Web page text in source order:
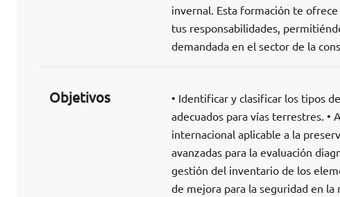
invernal. Esta formación te
tus responsabilidades,
demandada en el sector de la
Objetivos
• Identificar y clasificar los tipos
adecuados para vías terrestres.
internacional aplicable a la
avanzadas para la evaluación
gestión del inventario de los
de mejora para la seguridad en la